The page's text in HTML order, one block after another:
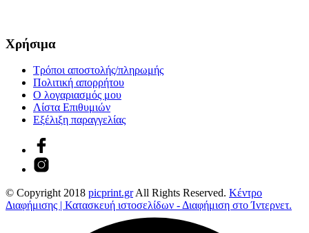
Χρήσιμα
Τρόποι αποστολής/πληρωμής
Πολιτική απορρήτου
Ο λογαριασμός μου
Λίστα Επιθυμιών
Εξέλιξη παραγγελίας
© Copyright 2018 picprint.grAll Rights Reserved. Κέντρο
Διαφήμισης | Κατασκευή ιστοσελίδων - Διαφήμιση στο Ίντερνετ.